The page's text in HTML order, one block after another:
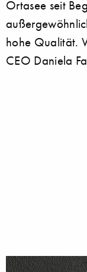
Ortasee seit
hohe Qualität.
CEO Daniela